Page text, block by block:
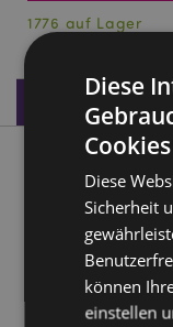
1776 auf Lager
Produktdaten
Foodiemals Ruby
Schlüsselanhänger
Material:
Diese
Cookies
Diese
Sicherheit
können
einstellen